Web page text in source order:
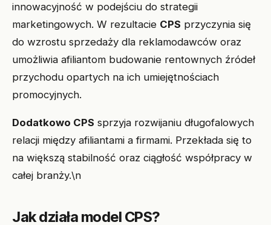
innowacyjność w podejściu do strategii
marketingowych. W rezultacie CPS przyczynia się
do wzrostu sprzedaży dla reklamodawców oraz
umożliwia afiliantom budowanie rentownych źródeł
przychodu opartych na ich umiejętnościach
promocyjnych.
Dodatkowo CPS sprzyja rozwijaniu długofalowych
relacji między afiliantami a firmami. Przekłada się to
na większą stabilność oraz ciągłość współpracy w
całej branży.\n
Jak działa model CPS?